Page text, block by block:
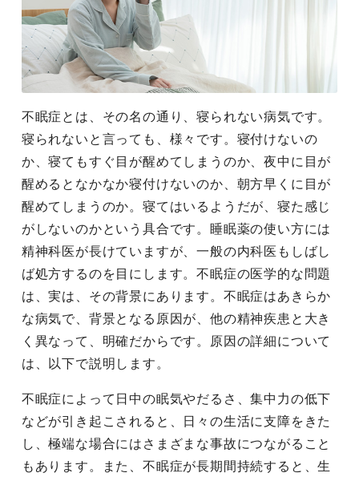
不眠症とは、その名の通り、寝られない病気です。
寝られないと言っても、様々です。寝付けないの
か、寝てもすぐ目が醒めてしまうのか、夜中に目が
醒めるとなかなか寝付けないのか、朝方早くに目が
醒めてしまうのか。寝てはいるようだが、寝た感じ
がしないのかという具合です。睡眠薬の使い方には
精神科医が長けていますが、一般の内科医もしばし
ば処方するのを目にします。不眠症の医学的な問題
は、実は、その背景にあります。不眠症はあきらか
な病気で、背景となる原因が、他の精神疾患と大き
く異なって、明確だからです。原因の詳細について
は、以下で説明します。
不眠症によって日中の眠気やだるさ、集中力の低下
などが引き起こされると、日々の生活に支障をきた
し、極端な場合にはさまざまな事故につながること
もあります。また、不眠症が長期間持続すると、生